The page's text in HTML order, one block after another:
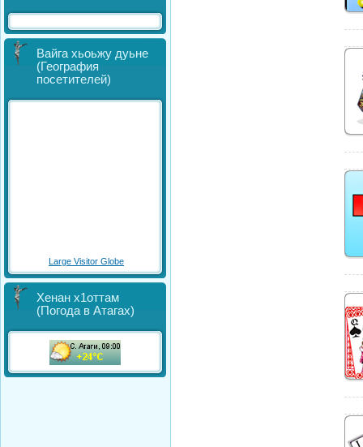
Вайга хьоьжу дуьне
(География
посетителей)
Large Visitor Globe
Хенан х1оттам
(Погода в Атагах)